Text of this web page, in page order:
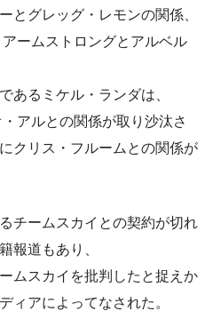
とグレッグ・レモンの関係、
ームストロングとアルベル
あるミケル・ランダは、
アルとの関係が取り沙汰さ
クリス・フルームとの関係が
チームスカイとの契約が切れ
報道もあり、
ムスカイを批判したと捉えか
ィアによってなされた。